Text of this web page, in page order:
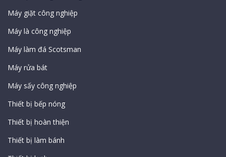
Máy giặt công nghiệp
Máy là công nghiệp
Máy làm đá Scotsman
Máy rửa bát
Máy sấy công nghiệp
Thiết bị bếp nóng
Thiết bị hoàn thiện
Thiết bị làm bánh